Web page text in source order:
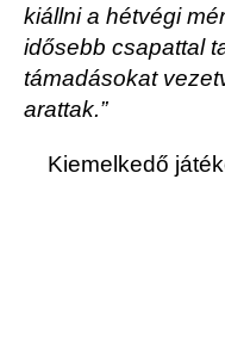
kiállni a hétvégi
idősebb csapattal
támadásokat
arattak.”
Kiemelkedő